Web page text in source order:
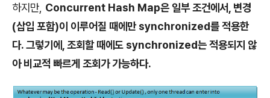
하지만, Concurrent Hash Map은 일부 조건에서, 변경
(삽입 포함)이 이루어질 때에만 synchronized를 적용한
다. 그렇기에, 조회할 때에도 synchronized는 적용되지 않
아 비교적 빠르게 조회가 가능하다.